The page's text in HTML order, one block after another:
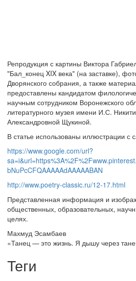
Репродукция с картины Виктора
"Бал_конец XIX века" (на заставке),
Дворянского собрания, а также
предоставлены кандидатом
научным сотрудником Воронежского
литературного музея имени И.С.
Александровной Щукиной.
В статье использованы иллюстрации с
https://www.google.com/url?
bNuPcCFQAAAAAdAAAAABAN
http://www.poetry-classic.ru/12-17.html
Представленная информация и
общественных, образовательных,
целях.
Махмуд Эсамбаев
«Танец — это жизнь. Я дышу через
Теги